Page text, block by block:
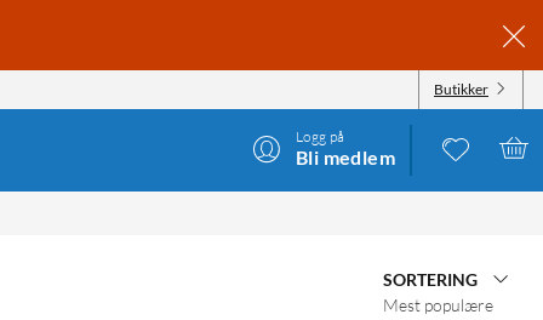
Butikker
Logg på
Bli medlem
SORTERING
Mest populære